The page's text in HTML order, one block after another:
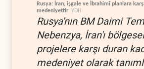
Rusya: İran, işgale ve İbrahimî planlara
medeniyettir YDH
Rusya'nın BM Daimi
Nebenzya, İran'ı bölgesel
projelere karşı duran
medeniyet olarak